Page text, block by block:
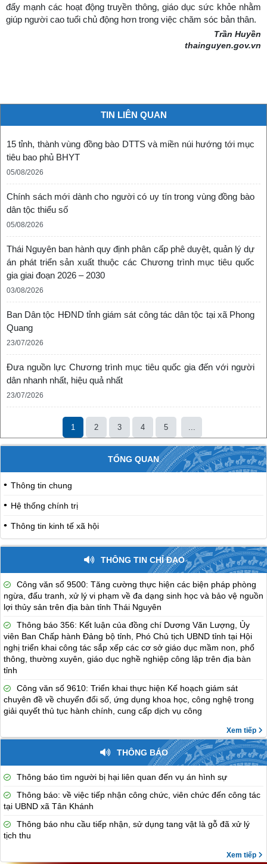
đẩy mạnh các hoạt động truyền thông, giáo dục sức khỏe nhằm
giúp người cao tuổi chủ động hơn trong việc chăm sóc bản thân.
Trần Huyền
thainguyen.gov.vn
TIN LIÊN QUAN
15 tỉnh, thành vùng đồng bào DTTS và miền núi hướng tới mục
tiêu bao phủ BHYT
05/08/2026
Chính sách mới dành cho người có uy tín trong vùng đồng bào
dân tộc thiểu số
05/08/2026
Thái Nguyên ban hành quy định phân cấp phê duyệt, quản lý dự
án phát triển sản xuất thuộc các Chương trình mục tiêu quốc
gia giai đoạn 2026 – 2030
03/08/2026
Ban Dân tộc HĐND tỉnh giám sát công tác dân tộc tại xã Phong
Quang
23/07/2026
Đưa nguồn lực Chương trình mục tiêu quốc gia đến với người
dân nhanh nhất, hiệu quả nhất
23/07/2026
1 2 3 4 5
TỔNG QUAN
Thông tin chung
Hệ thống chính trị
Thông tin kinh tế xã hội
THÔNG TIN CHỈ ĐẠO
Công văn số 9500: Tăng cường thực hiện các biện pháp phòng
ngừa, đấu tranh, xử lý vi phạm về đa dạng sinh học và bảo vệ nguồn
lợi thủy sản trên địa bàn tỉnh Thái Nguyên
Thông báo 356: Kết luận của đồng chí Dương Văn Lượng, Ủy
viên Ban Chấp hành Đảng bộ tỉnh, Phó Chủ tịch UBND tỉnh tại Hội
nghị triển khai công tác sắp xếp các cơ sở giáo dục mầm non, phổ
thông, thường xuyên, giáo dục nghề nghiệp công lập trên địa bàn
tỉnh
Công văn số 9610: Triển khai thực hiện Kế hoạch giám sát
chuyên đề về chuyển đổi số, ứng dụng khoa học, công nghệ trong
giải quyết thủ tục hành chính, cung cấp dịch vụ công
Xem tiếp
THÔNG BÁO
Thông báo tìm người bị hại liên quan đến vụ án hình sự
Thông báo: về việc tiếp nhận công chức, viên chức đến công tác
tại UBND xã Tân Khánh
Thông báo nhu cầu tiếp nhận, sử dụng tang vật là gỗ đã xử lý
tịch thu
Xem tiếp